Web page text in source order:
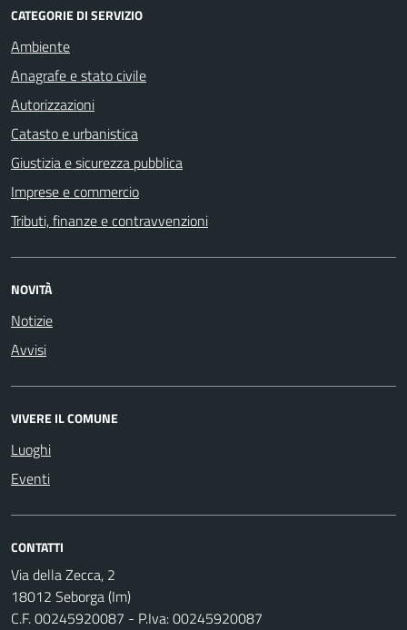
CATEGORIE DI SERVIZIO
Ambiente
Anagrafe e stato civile
Autorizzazioni
Catasto e urbanistica
Giustizia e sicurezza pubblica
Imprese e commercio
Tributi, finanze e contravvenzioni
NOVITÀ
Notizie
Avvisi
VIVERE IL COMUNE
Luoghi
Eventi
CONTATTI
Via della Zecca, 2
18012 Seborga (Im)
C.F. 00245920087 - P.Iva: 00245920087